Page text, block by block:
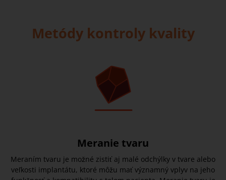
Metódy kontroly kvality
Meranie tvaru
Meraním tvaru je možné zistiť aj malé odchýlky v tvare alebo
veľkosti implantátu, ktoré môžu mať významný vplyv na jeho